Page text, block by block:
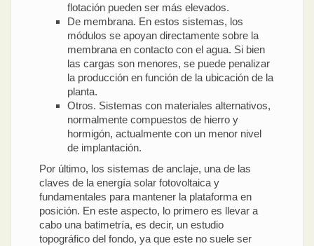
flotación pueden ser más elevados.
De membrana. En estos sistemas, los
módulos se apoyan directamente sobre la
membrana en contacto con el agua. Si bien
las cargas son menores, se puede penalizar
la producción en función de la ubicación de la
planta.
Otros. Sistemas con materiales alternativos,
normalmente compuestos de hierro y
hormigón, actualmente con un menor nivel
de implantación.
Por último, los sistemas de anclaje, una de las
claves de la energía solar fotovoltaica y
fundamentales para mantener la plataforma en
posición. En este aspecto, lo primero es llevar a
cabo una batimetría, es decir, un estudio
topográfico del fondo, ya que este no suele ser